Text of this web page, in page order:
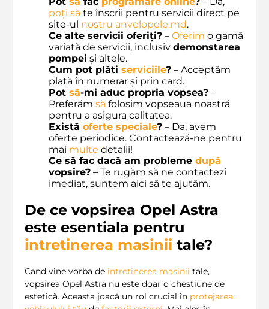
poți să te înscrii pentru servicii direct pe
site-ul nostru anvelopele.md.
Ce alte servicii oferiți? – Oferim o gamă
variată de servicii, inclusiv demonstarea
pompei și altele.
Cum pot plăti serviciile? – Acceptăm
plată în numerar și prin card.
Pot să-mi aduc propria vopsea? –
Preferăm să folosim vopseaua noastră
pentru a asigura calitatea.
Există oferte speciale? – Da, avem
oferte periodice. Contactează-ne pentru
mai multe detalii!
Ce să fac dacă am probleme după
vopsire? – Te rugăm să ne contactezi
imediat, suntem aici să te ajutăm.
De ce vopsirea Opel Astra
este esentiala pentru
intretinerea masinii tale?
Cand vine vorba de intretinerea masinii tale,
vopsirea Opel Astra nu este doar o chestiune de
estetică. Aceasta joacă un rol crucial în protejarea